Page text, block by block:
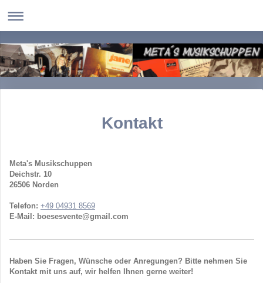
Kontakt
Meta's Musikschuppen
Deichstr. 10
26506 Norden
Telefon: +49 04931 8569
E-Mail: boesesvente@gmail.com
Haben Sie Fragen, Wünsche oder Anregungen? Bitte nehmen Sie
Kontakt mit uns auf, wir helfen Ihnen gerne weiter!